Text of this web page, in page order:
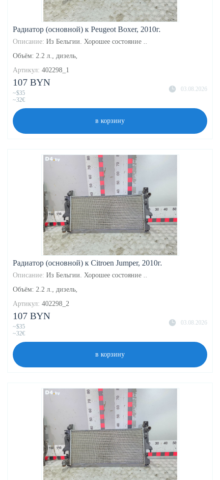
Радиатор (основной) к Peugeot Boxer, 2010г.
Описание: Из Бельгии. Хорошее состояние ..
Объём: 2.2 л., дизель,
Артикул: 402298_1
03.08.2026
107 BYN
~$35
~32€
в корзину
Радиатор (основной) к Citroen Jumper, 2010г.
Описание: Из Бельгии. Хорошее состояние ..
Объём: 2.2 л., дизель,
Артикул: 402298_2
03.08.2026
107 BYN
~$35
~32€
в корзину